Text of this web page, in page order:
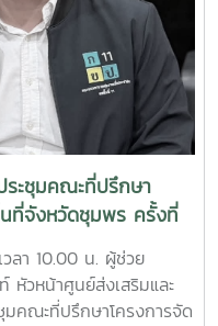
ะชุมคณะที่ปรึกษา
ที่จังหวัดชุมพร ครั้งที่
ลา 10.00 น. ผู้ช่วย
วหน้าศูนย์ส่งเสริมและ
คณะที่ปรึกษาโครงการจัด